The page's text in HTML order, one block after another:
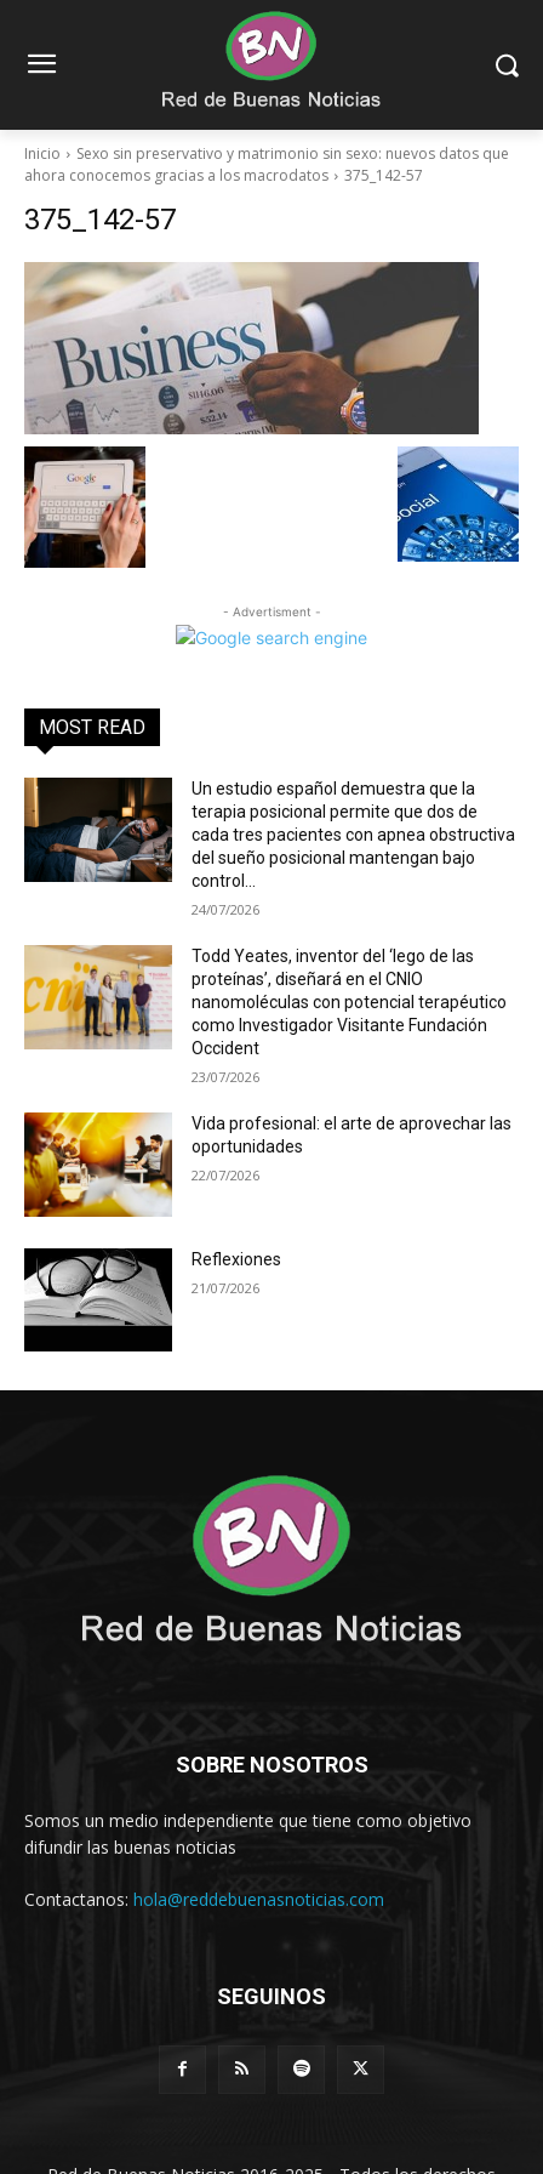
Inicio
Sexo sin preservativo y matrimonio sin sexo: nuevos datos que
ahora conocemos gracias a los macrodatos
375_142-57
375_142-57
- Advertisment -
MOST READ
Un estudio español demuestra que la
terapia posicional permite que dos de
cada tres pacientes con apnea obstructiva
del sueño posicional mantengan bajo
control...
24/07/2026
Todd Yeates, inventor del ‘lego de las
proteínas’, diseñará en el CNIO
nanomoléculas con potencial terapéutico
como Investigador Visitante Fundación
Occident
23/07/2026
Vida profesional: el arte de aprovechar las
oportunidades
22/07/2026
Reflexiones
21/07/2026
SOBRE NOSOTROS
Somos un medio independiente que tiene como objetivo
difundir las buenas noticias
Contactanos: hola@reddebuenasnoticias.com
SEGUINOS